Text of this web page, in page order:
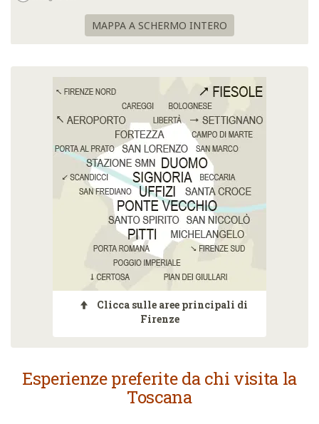
MAPPA A SCHERMO INTERO
Clicca sulle aree principali di
Firenze
Esperienze preferite da chi visita la
Toscana